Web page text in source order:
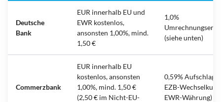
Deutsche
Bank
EUR innerhalb EU und
EWR kostenlos,
ansonsten 1,00%, mind.
1,50 €
1,0%
(siehe unten)
Commerzbank
EUR innerhalb EU
kostenlos, ansonsten
1,00%, mind. 1,50 €
(2,50 € im Nicht-EU-
0,59% Aufschlag
EZB-Wechselkurs
EWR-Währung)